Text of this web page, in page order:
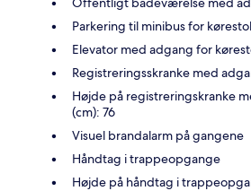
Parkering til minibus for
Elevator med adgang for
Registreringsskranke med
Højde på registreringskranke
(cm): 76
Visuel brandalarm på gangene
Håndtag i trappeopgange
Højde på håndtag i